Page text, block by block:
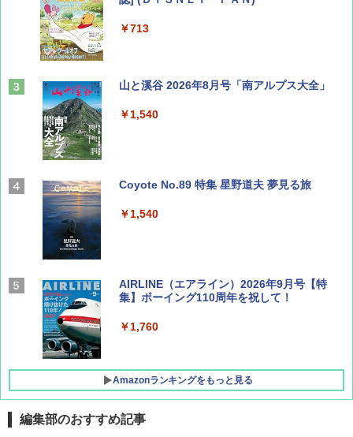
￥713
山と溪谷 2026年8月号「南アルプス大全」
￥1,540
Coyote No.89 特集 星野道夫 夢見る旅
￥1,540
AIRLINE（エアライン）2026年9月号【特
集】ボーイング110周年を祝して！
￥1,760
Amazonランキングをもっと見る
編集部のおすすめ記事